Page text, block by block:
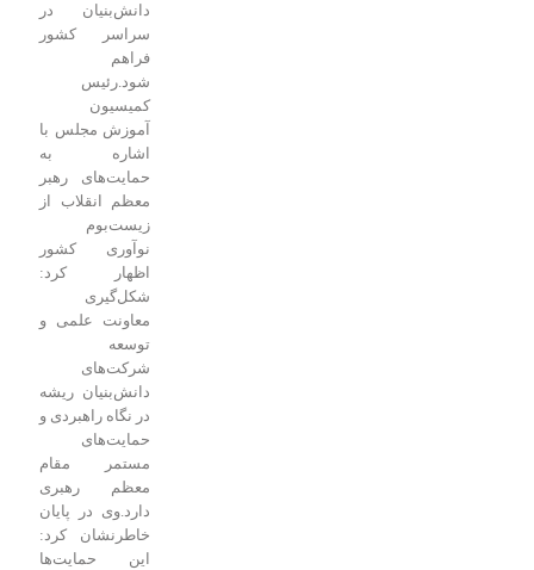
دانش‌بنیان در
سراسر کشور
آموزش مجلس با
اشاره به
حمایت‌های رهبر
معظم انقلاب از
نوآوری کشور
اظهار کرد:
معاونت علمی و
دانش‌بنیان ریشه
در نگاه راهبردی و
مستمر مقام
معظم رهبری
وی در پایان
خاطرنشان کرد:
این حمایت‌ها